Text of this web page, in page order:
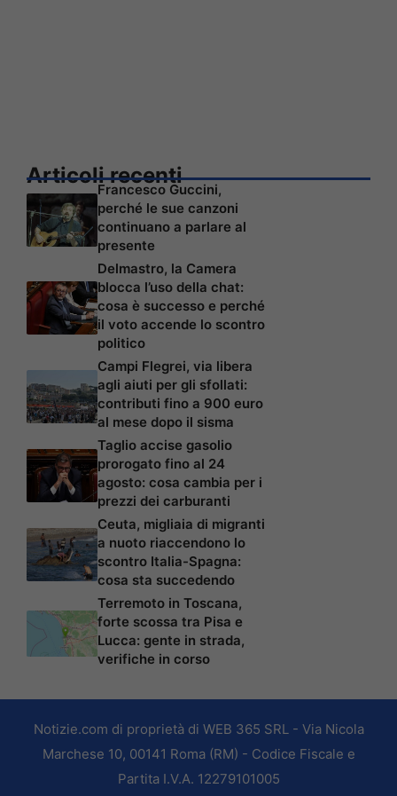
Articoli recenti
Francesco Guccini,
perché le sue canzoni
continuano a parlare al
presente
Delmastro, la Camera
blocca l’uso della chat:
cosa è successo e perché
il voto accende lo scontro
politico
Campi Flegrei, via libera
agli aiuti per gli sfollati:
contributi fino a 900 euro
al mese dopo il sisma
Taglio accise gasolio
prorogato fino al 24
agosto: cosa cambia per i
prezzi dei carburanti
Ceuta, migliaia di migranti
a nuoto riaccendono lo
scontro Italia-Spagna:
cosa sta succedendo
Terremoto in Toscana,
forte scossa tra Pisa e
Lucca: gente in strada,
verifiche in corso
Notizie.com di proprietà di WEB 365 SRL - Via Nicola
Marchese 10, 00141 Roma (RM) - Codice Fiscale e
Partita I.V.A. 12279101005